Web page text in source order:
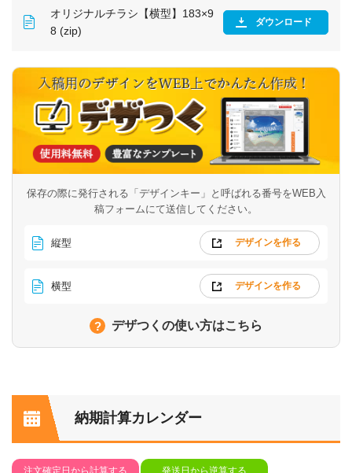
オリジナルチラシ【横型】183×9
8 (zip)
ダウンロード
保存の際に発行される「デザインキー」と呼ばれる番号をWEB入
稿フォームにて送信してください。
縦型 デザインを作る
横型 デザインを作る
デザつくの使い方はこちら
納期計算カレンダー
注文確定日から計算する 発送日から逆算する